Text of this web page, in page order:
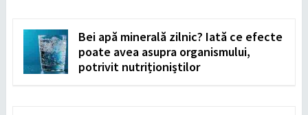
Bei apă minerală zilnic? Iată ce efecte
poate avea asupra organismului,
potrivit nutriționiștilor